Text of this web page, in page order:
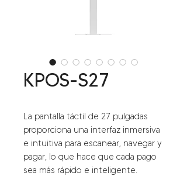
KPOS-S27
La pantalla táctil de 27 pulgadas
proporciona una interfaz inmersiva
e intuitiva para escanear, navegar y
pagar, lo que hace que cada pago
sea más rápido e inteligente.